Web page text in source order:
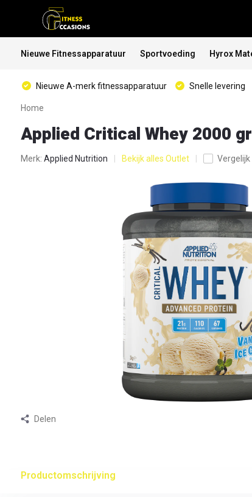
Nieuwe Fitnessapparatuur Sportvoeding Hyrox
Nieuwe A-merk fitnessapparatuur Snelle levering
Home
Applied Critical Whey 2000
Merk: Applied Nutrition Bekijk alles Outlet Vergelijk
Delen
Productomschrijving